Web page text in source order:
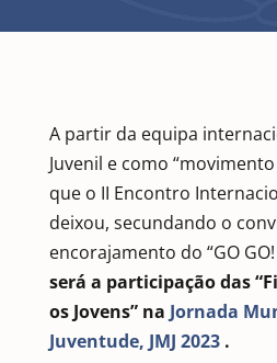
A partir da equipa
Juvenil e como
que o II Encontro
deixou, secundando o
encorajamento do “GO GO!
será a participação das
os Jovens” na Jornada
Juventude, JMJ 2023 .